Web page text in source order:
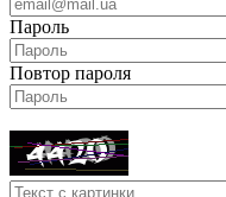
Пароль
Повтор пароля